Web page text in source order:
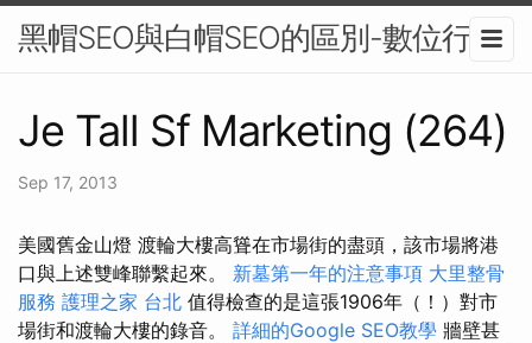
黑帽SEO與白帽SEO的區別-數位行銷
Je Tall Sf Marketing (264)
Sep 17, 2013
美國舊金山燈 渡輪大樓高聳在市場街的盡頭，該市場將港
口與上述雙峰聯繫起來。 新墓第一年的注意事項 大里整骨
服務 護理之家 台北 值得檢查的是這張1906年（！）對市
場街和渡輪大樓的錄音。 詳細的Google SEO教學 牆壁甚